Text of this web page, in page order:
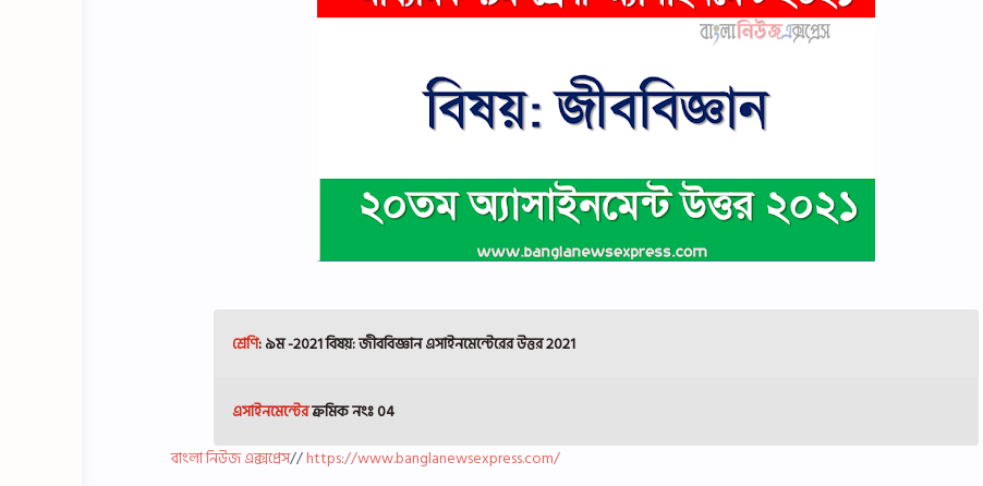
শ্রেণি: ৯ম -2021 বিষয়: জীববিজ্ঞানএসাইনমেন্টেরের উত্তর2021
এসাইনমেন্টেরক্রমিক নংঃ 04
বাংলা নিউজ এক্সপ্রেস//https://www.banglanewsexpress.com/